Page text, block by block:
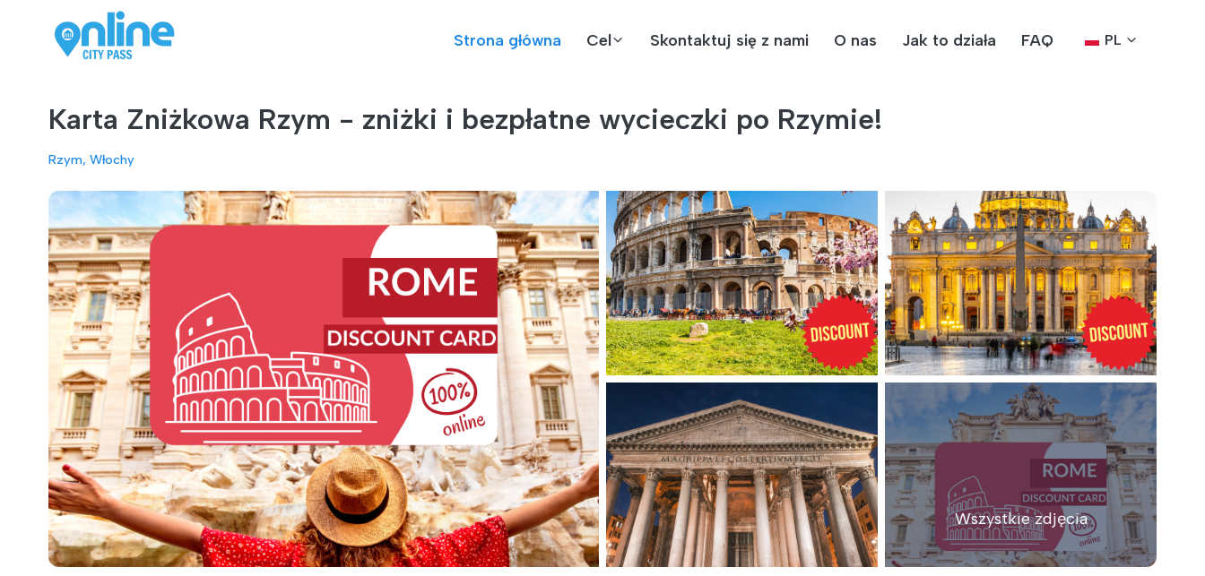
Strona główna Cel Skontaktuj się z nami O nas Jak to działa FAQ PL
Karta Zniżkowa Rzym - zniżki i bezpłatne wycieczki po Rzymie!
Rzym, Włochy
Wszystkie zdjęcia